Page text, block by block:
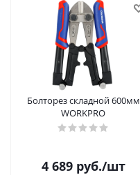
Болторез складной 600мм
WORKPRO
4 689руб./шт